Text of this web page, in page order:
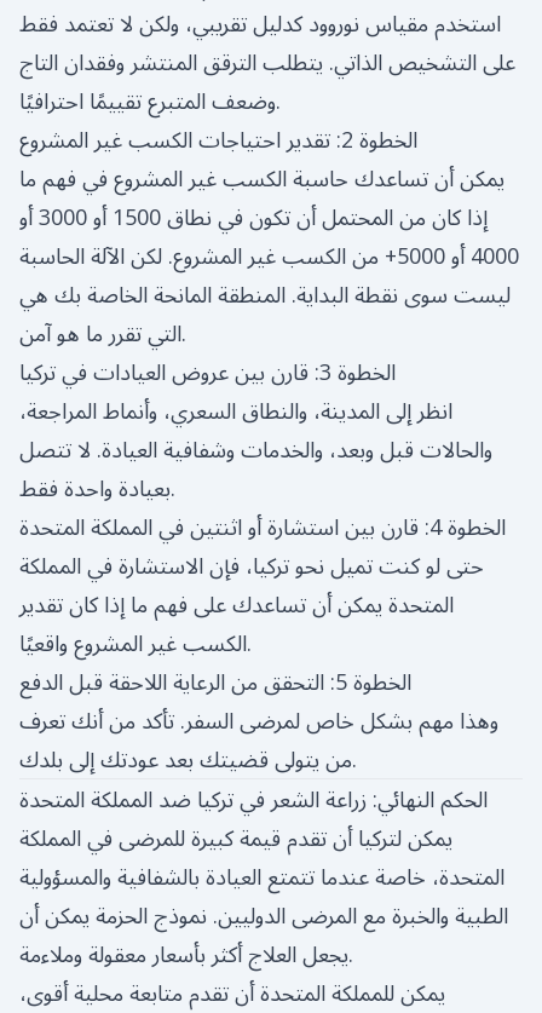
استخدم مقياس نوروود كدليل تقريبي، ولكن لا تعتمد فقط
على التشخيص الذاتي. يتطلب الترقق المنتشر وفقدان التاج
وضعف المتبرع تقييمًا احترافيًا.
الخطوة 2: تقدير احتياجات الكسب غير المشروع
يمكن أن تساعدك حاسبة الكسب غير المشروع في فهم ما
إذا كان من المحتمل أن تكون في نطاق 1500 أو 3000 أو
4000 أو 5000+ من الكسب غير المشروع. لكن الآلة الحاسبة
ليست سوى نقطة البداية. المنطقة المانحة الخاصة بك هي
التي تقرر ما هو آمن.
الخطوة 3: قارن بين عروض العيادات في تركيا
انظر إلى المدينة، والنطاق السعري، وأنماط المراجعة،
والحالات قبل وبعد، والخدمات وشفافية العيادة. لا تتصل
بعيادة واحدة فقط.
الخطوة 4: قارن بين استشارة أو اثنتين في المملكة المتحدة
حتى لو كنت تميل نحو تركيا، فإن الاستشارة في المملكة
المتحدة يمكن أن تساعدك على فهم ما إذا كان تقدير
الكسب غير المشروع واقعيًا.
الخطوة 5: التحقق من الرعاية اللاحقة قبل الدفع
وهذا مهم بشكل خاص لمرضى السفر. تأكد من أنك تعرف
من يتولى قضيتك بعد عودتك إلى بلدك.
الحكم النهائي: زراعة الشعر في تركيا ضد المملكة المتحدة
يمكن لتركيا أن تقدم قيمة كبيرة للمرضى في المملكة
المتحدة، خاصة عندما تتمتع العيادة بالشفافية والمسؤولية
الطبية والخبرة مع المرضى الدوليين. نموذج الحزمة يمكن أن
يجعل العلاج أكثر بأسعار معقولة وملاءمة.
يمكن للمملكة المتحدة أن تقدم متابعة محلية أقوى،